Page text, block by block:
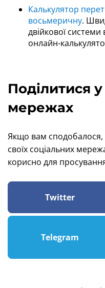
Калькулятор
восьмеричну.
двійкової
онлайн-
Поділитися
мережах
Якщо вам сподобалося,
своїх соціальних
корисно для
Twitter
Telegram